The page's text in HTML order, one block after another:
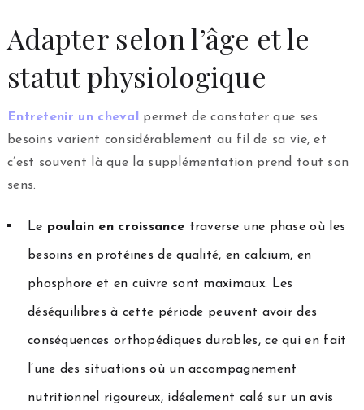
Adapter selon l’âge et le
statut physiologique
Entretenir un cheval
permet de constater que ses
besoins varient considérablement au fil de sa vie, et
c’est souvent là que la supplémentation prend tout son
sens.
Le poulain en croissance traverse une phase où les
besoins en protéines de qualité, en calcium, en
phosphore et en cuivre sont maximaux. Les
déséquilibres à cette période peuvent avoir des
conséquences orthopédiques durables, ce qui en fait
l’une des situations où un accompagnement
nutritionnel rigoureux, idéalement calé sur un avis